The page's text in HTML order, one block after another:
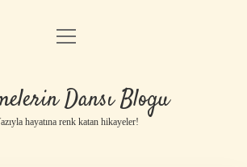
Anasayfa
Yasal Uyarı
menüyü
Dansı Blogu
hayatına renk katan hikayeler!